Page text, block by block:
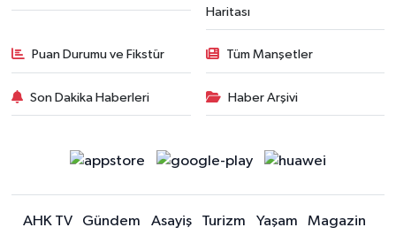
Haritası
Puan Durumu ve Fikstür Tüm Manşetler
Son Dakika Haberleri Haber Arşivi
AHK TV Gündem Asayiş Turizm Yaşam Magazin